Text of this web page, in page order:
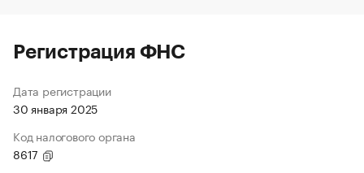
Регистрация ФНС
Дата регистрации
30 января 2025
Код налогового органа
8617